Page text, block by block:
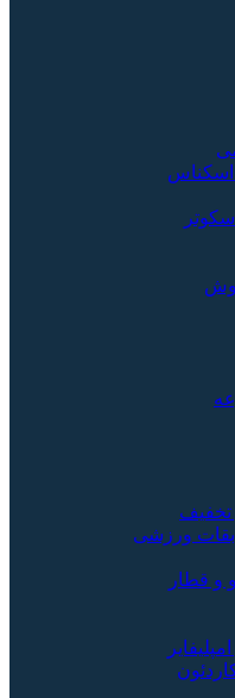
اسکناس
تخفیف
ورزشی
و قطار